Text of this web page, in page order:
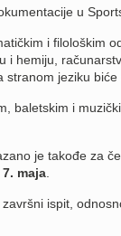
u
i filološkim
i hemiju,
jeziku biće
baletskim i
je takođe za
7. maja.
ispit,